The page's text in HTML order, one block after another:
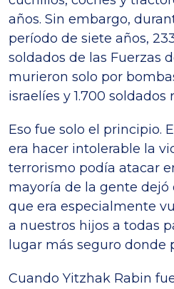
años. Sin embargo,
período de siete años,
soldados de las Fuerzas
murieron solo por
israelíes y 1.700
Eso fue solo el principio.
era hacer intolerable la
terrorismo podía atacar
mayoría de la gente dejó
que era especialmente
a nuestros hijos a todas
lugar más seguro donde
Cuando Yitzhak Rabin